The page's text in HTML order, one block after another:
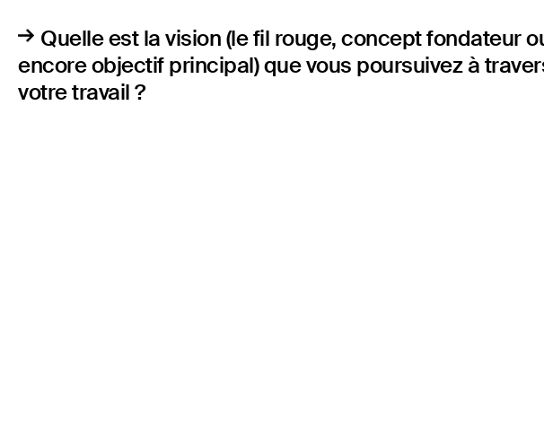
Quelle est la vision (le fil rouge, concept fondateur
encore objectif principal) que vous poursuivez à
votre travail ?